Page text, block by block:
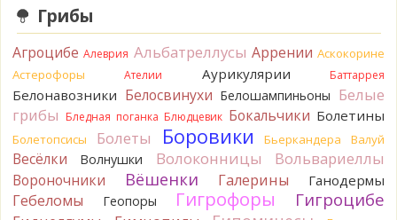
Verona
1 день назад
Verona
Рядовка мыльная, судя по пластинкам.
Правильно сделали, что не взяли.
1 день назад
BorisM Подгруздок чёрный, или близкие виды
1 день назад
BorisM Сдаётся мне, на земле и в руке - разные грибы.
1 день назад
Грибы
Агроцибе Алеврия Альбатреллусы Аррении Аскокорине
Астерофоры
Ателии Аурикулярии Баттаррея
Белонавозники Белосвинухи Белошампиньоны Белые
грибы Бледная поганка Блюдцевик Бокальчики Болетины
Болетопсисы Болеты Боровики Бьеркандера Валуй
Весёлки Волнушки Волоконницы Вольвариеллы
Вороночники Вёшенки Галерины Ганодермы
Гебеломы Геопоры Гигрофоры Гигроцибе